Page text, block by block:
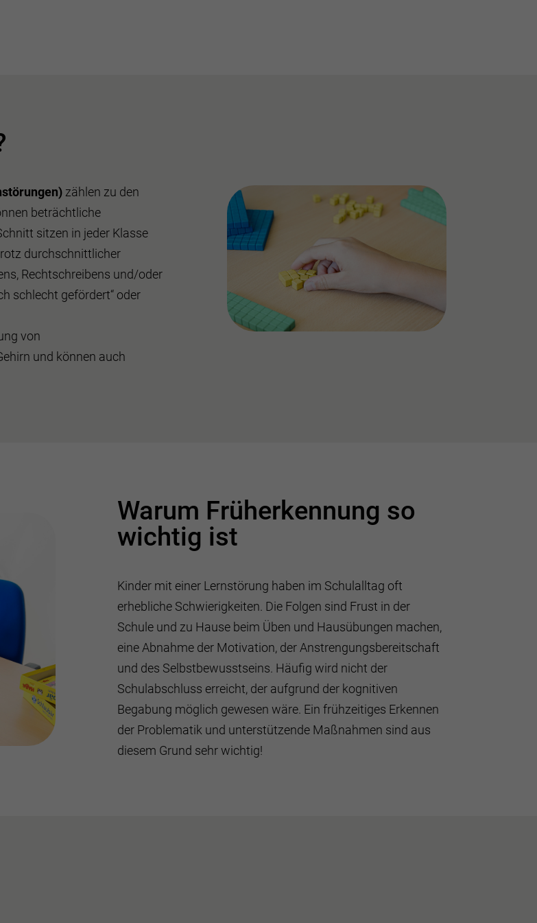
zählen zu den
beträchtliche
sitzen in jeder Klasse
durchschnittlicher
Rechtschreibens und/oder
schlecht gefördert“ oder
von
und können auch
Warum Früherkennung so
wichtig ist
Kinder mit einer Lernstörung haben im Schulalltag oft
erhebliche Schwierigkeiten. Die Folgen sind Frust in der
Schule und zu Hause beim Üben und Hausübungen machen,
eine Abnahme der Motivation, der Anstrengungsbereitschaft
und des Selbstbewusstseins. Häufig wird nicht der
Schulabschluss erreicht, der aufgrund der kognitiven
Begabung möglich gewesen wäre. Ein frühzeitiges Erkennen
der Problematik und unterstützende Maßnahmen sind aus
diesem Grund sehr wichtig!